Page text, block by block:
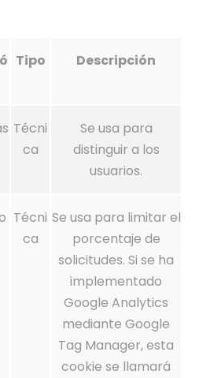
Tipo Descripción
Técni
ca
Se usa para
distinguir a los
usuarios.
Técni
ca
Se usa para limitar el
porcentaje de
solicitudes. Si se ha
implementado
Google Analytics
mediante Google
Tag Manager, esta
cookie se llamará